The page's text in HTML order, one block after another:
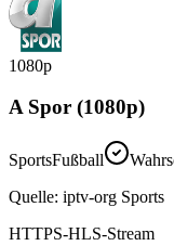
1080p
A Spor (1080p)
SportsFußball
Quelle: iptv-org Sports
HTTPS-HLS-Stream